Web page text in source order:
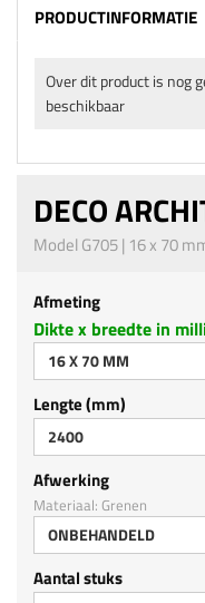
PRODUCTINFORMATIE
Over dit product is nog
beschikbaar
DECO
Model G705 | 16 x 70
Afmeting
Dikte x breedte in
16 X 70 MM
Lengte (mm)
2400
Afwerking
Materiaal: Grenen
ONBEHANDELD
Aantal stuks